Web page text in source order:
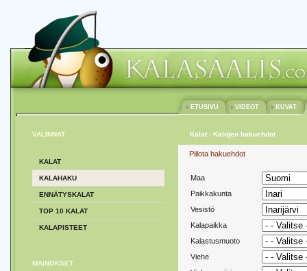
ETUSIVU VIDEOT KUVAT
VALINNAT
KALAT
KALAHAKU
ENNÄTYSKALAT
TOP 10 KALAT
KALAPISTEET
MAINOKSET
Kalat - Kalojen hakuehdot
Piilota hakuehdot
Maa
Paikkakunta
Vesistö
Kalapaikka
Kalastusmuoto
Viehe